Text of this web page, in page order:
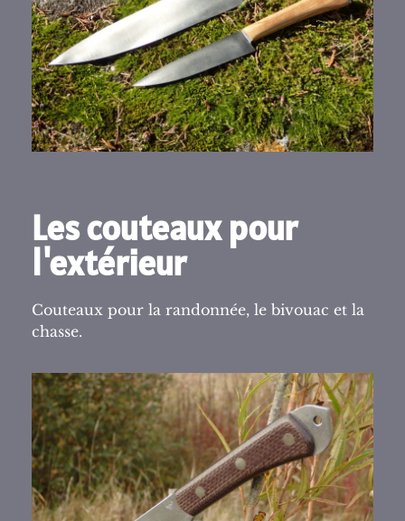
Les couteaux pour
l'extérieur
Couteaux pour la randonnée, le bivouac et la
chasse.